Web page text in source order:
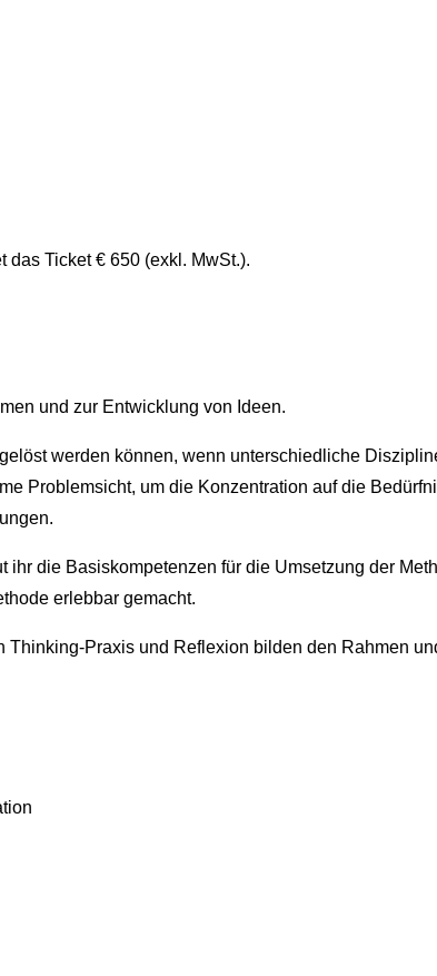
das Ticket € 650 (exkl. MwSt.).
und zur Entwicklung von Ideen.
werden können, wenn unterschiedliche
Problemsicht, um die Konzentration auf die
die Basiskompetenzen für die Umsetzung der
erlebbar gemacht.
Thinking-Praxis und Reflexion bilden den Rahmen